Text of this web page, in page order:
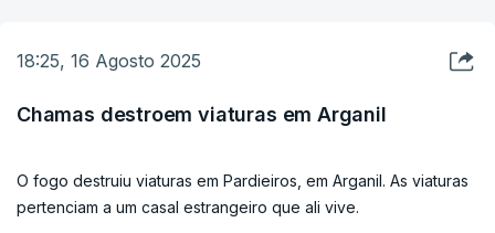
INDISPONÍVEL
18:25, 16 Agosto 2025
Chamas destroem viaturas em Arganil
O fogo destruiu viaturas em Pardieiros, em Arganil. As viaturas
pertenciam a um casal estrangeiro que ali vive.